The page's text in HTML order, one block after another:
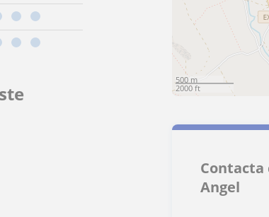
500 m
2000 ft
Contacta
Angel